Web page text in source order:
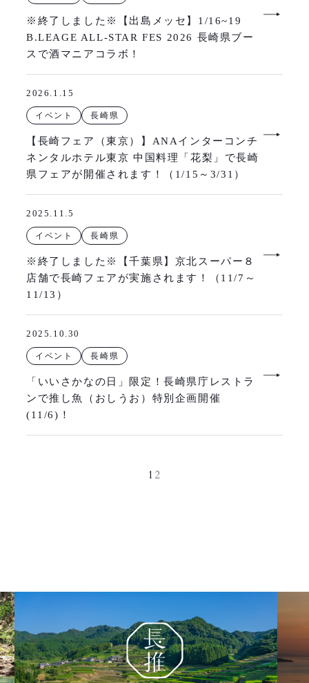
※終了しました※【出島メッセ】1/16~19
B.LEAGE ALL-STAR FES 2026 長崎県ブー
スで酒マニアコラボ！
2026.1.15
イベント 長崎県
【長崎フェア（東京）】ANAインターコンチ
ネンタルホテル東京 中国料理「花梨」で長崎
県フェアが開催されます！（1/15～3/31）
2025.11.5
イベント 長崎県
※終了しました※【千葉県】京北スーパー８
店舗で長崎フェアが実施されます！（11/7～
11/13）
2025.10.30
イベント 長崎県
「いいさかなの日」限定！長崎県庁レストラ
ンで推し魚（おしうお）特別企画開催
(11/6)！
1 2